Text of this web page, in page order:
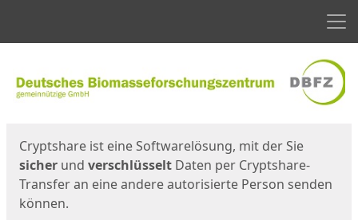
Cryptshare ist eine Softwarelösung, mit der Sie
sicher und verschlüsselt Daten per Cryptshare-
Transfer an eine andere autorisierte Person senden
können.